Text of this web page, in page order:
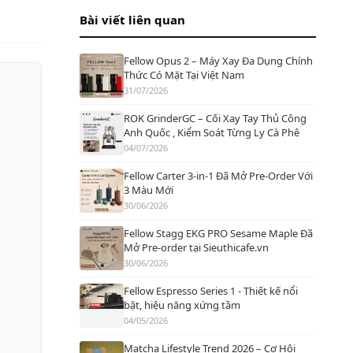
Bài viết liên quan
Fellow Opus 2 – Máy Xay Đa Dụng Chính
Thức Có Mặt Tại Việt Nam
31/07/2026
ROK GrinderGC – Cối Xay Tay Thủ Công
Anh Quốc , Kiểm Soát Từng Ly Cà Phê
04/07/2026
Fellow Carter 3-in-1 Đã Mở Pre-Order Với
3 Màu Mới
30/06/2026
Fellow Stagg EKG PRO Sesame Maple Đã
Mở Pre-order tại Sieuthicafe.vn
30/06/2026
Fellow Espresso Series 1 - Thiết kế nổi
bật, hiệu năng xứng tầm
04/05/2026
Matcha Lifestyle Trend 2026 – Cơ Hội